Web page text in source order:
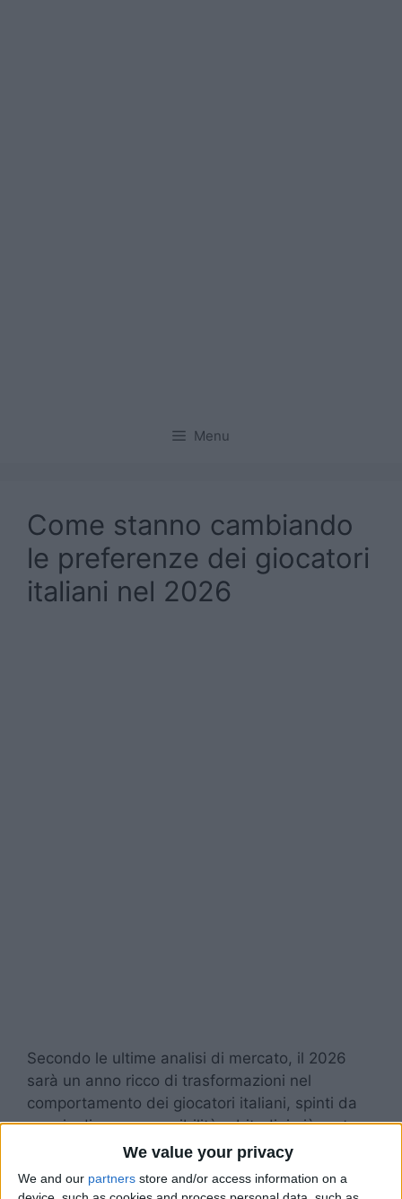
We value your privacy
We and our partners store and/or access information on a
Menu
Come stanno cambiando
le preferenze dei giocatori
italiani nel 2026
Secondo le ultime analisi di mercato, il 2026
sarà un anno ricco di trasformazioni nel
comportamento dei giocatori italiani, spinti da
un mix di nuove sensibilità, abitudini più mature
e una crescente attenzione verso piattaforme
capaci di dare ordine, fluidità e chiarezza. Chi
accede a un servizio digitale desidera un